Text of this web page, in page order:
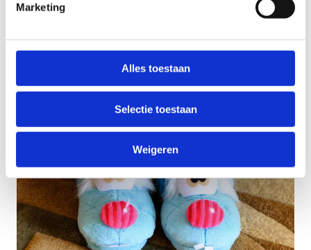
Marketing
Alles toestaan
Selectie toestaan
Weigeren